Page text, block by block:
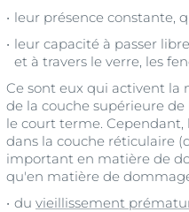
leur présence constante,
leur capacité à passer
et à travers le verre, les
Ce sont eux qui activent la
de la couche supérieure
le court terme.
dans la couche réticulaire
important en matière de
qu'en matière de
du vieillissement